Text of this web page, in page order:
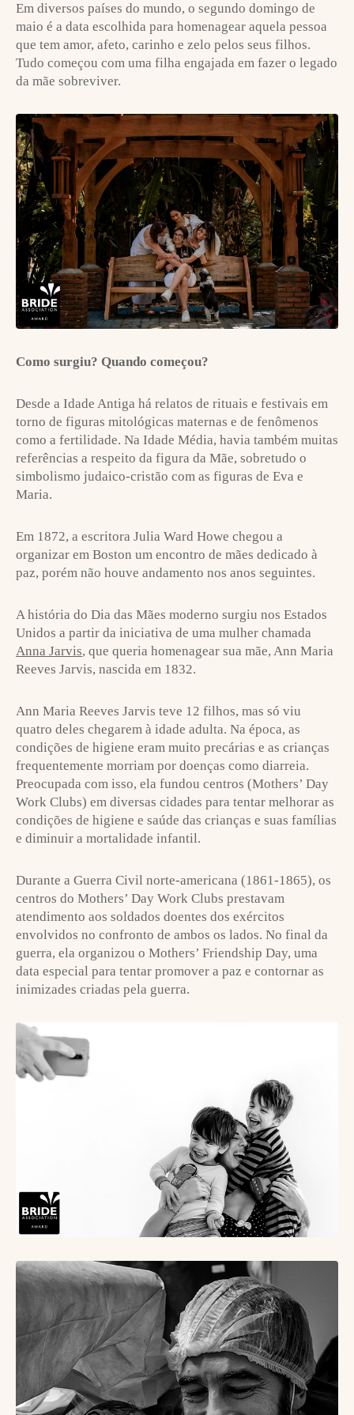
Em diversos países do mundo, o segundo domingo de
maio é a data escolhida para homenagear aquela pessoa
que tem amor, afeto, carinho e zelo pelos seus filhos.
Tudo começou com uma filha engajada em fazer o legado
da mãe sobreviver.
Como surgiu? Quando começou?
Desde a Idade Antiga há relatos de rituais e festivais em
torno de figuras mitológicas maternas e de fenômenos
como a fertilidade. Na Idade Média, havia também muitas
referências a respeito da figura da Mãe, sobretudo o
simbolismo judaico-cristão com as figuras de Eva e
Maria.
Em 1872, a escritora Julia Ward Howe chegou a
organizar em Boston um encontro de mães dedicado à
paz, porém não houve andamento nos anos seguintes.
A história do Dia das Mães moderno surgiu nos Estados
Unidos a partir da iniciativa de uma mulher chamada
Anna Jarvis, que queria homenagear sua mãe, Ann Maria
Reeves Jarvis, nascida em 1832.
Ann Maria Reeves Jarvis teve 12 filhos, mas só viu
quatro deles chegarem à idade adulta. Na época, as
condições de higiene eram muito precárias e as crianças
frequentemente morriam por doenças como diarreia.
Preocupada com isso, ela fundou centros (Mothers’ Day
Work Clubs) em diversas cidades para tentar melhorar as
condições de higiene e saúde das crianças e suas famílias
e diminuir a mortalidade infantil.
Durante a Guerra Civil norte-americana (1861-1865), os
centros do Mothers’ Day Work Clubs prestavam
atendimento aos soldados doentes dos exércitos
envolvidos no confronto de ambos os lados. No final da
guerra, ela organizou o Mothers’ Friendship Day, uma
data especial para tentar promover a paz e contornar as
inimizades criadas pela guerra.